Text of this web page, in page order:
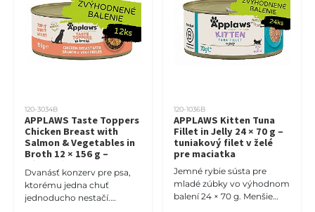
120-3034B
APPLAWS Taste Toppers
Chicken Breast with
Salmon & Vegetables in
Broth 12 × 156 g –
výhodné balenie
kuracích prs s lososom a
zeleninou pre psy
Dvanásť konzerv pre psa,
ktorému jedna chuť
jednoducho nestačí.
120-1036B
APPLAWS Kitten Tuna
Fillet in Jelly 24 × 70 g –
tuniakový filet v želé
pre maciatka
Jemné rybie sústa pre
mladé zúbky vo výhodnom
balení 24 × 70 g. Menšie